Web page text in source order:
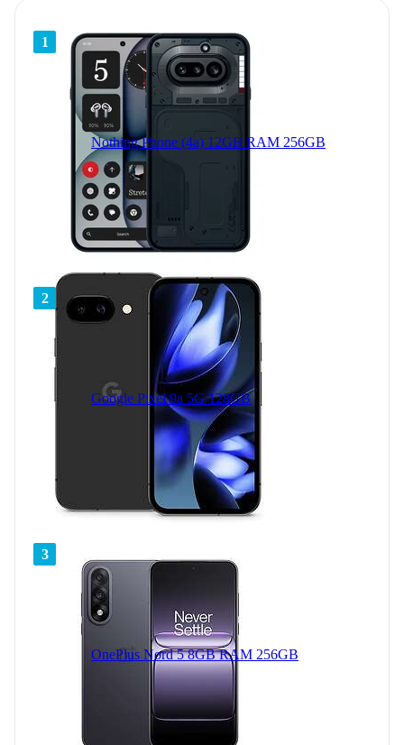
1
Nothing Phone (4a) 12GB RAM 256GB
2
Google Pixel 9a 5G 128GB
3
OnePlus Nord 5 8GB RAM 256GB